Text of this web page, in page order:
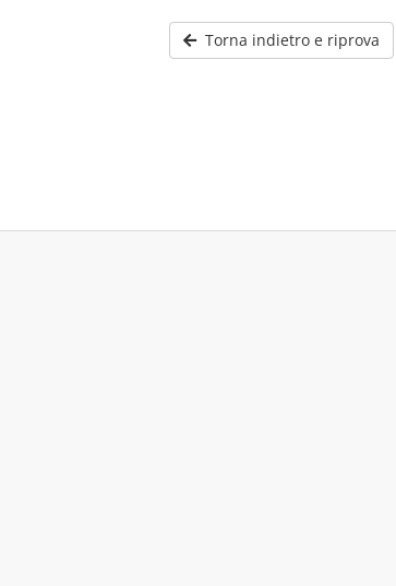
Torna indietro e riprova